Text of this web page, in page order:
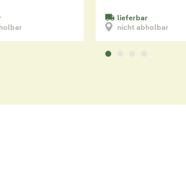
lieferbar
nicht abholbar